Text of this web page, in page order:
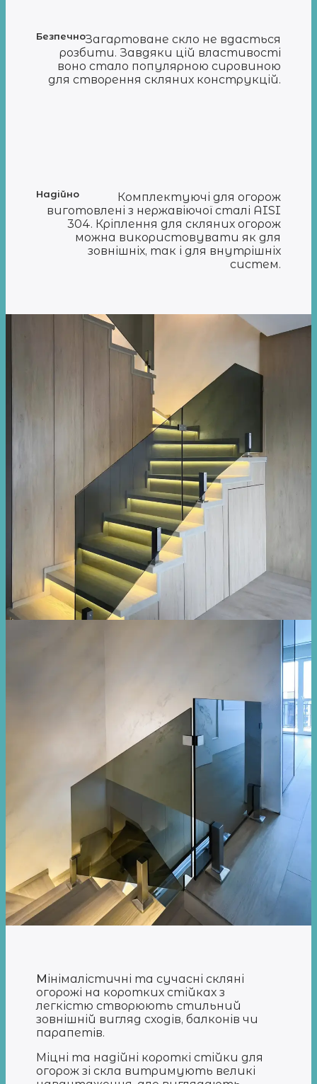
БезпечноЗагартоване скло не вдасться
розбити. Завдяки цій властивості
воно стало популярною сировиною
для створення скляних конструкцій.
Надійно
Комплектуючі для огорож
виготовлені з нержавіючої сталі AISI
304. Кріплення для скляних огорож
можна використовувати як для
зовнішніх, так і для внутрішніх
систем.
Мінімалістичні та сучасні скляні
огорожі на коротких стійках з
легкістю створюють стильний
зовнішній вигляд сходів, балконів чи
парапетів.
Міцні та надійні короткі стійки для
огорож зі скла витримують великі